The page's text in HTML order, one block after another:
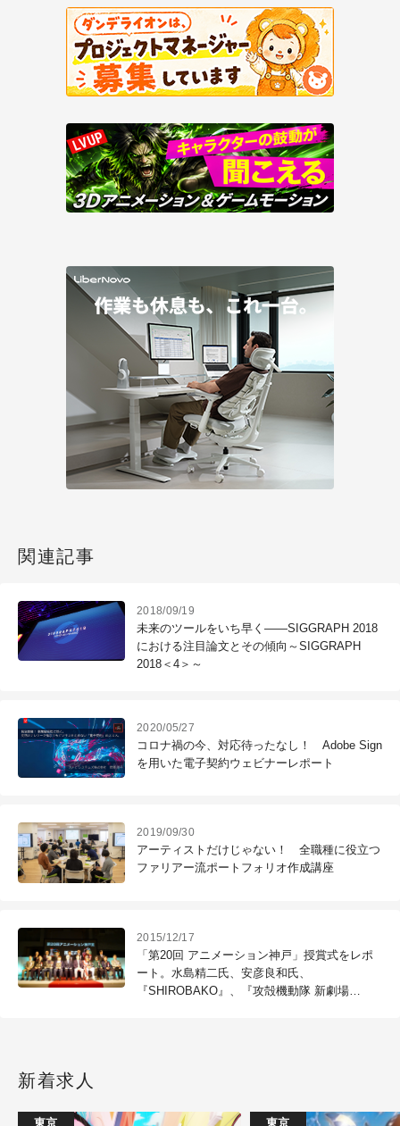
関連記事
2018/09/19
未来のツールをいち早く――SIGGRAPH 2018
における注目論文とその傾向～SIGGRAPH
2018＜4＞～
2020/05/27
コロナ禍の今、対応待ったなし！ Adobe Sign
を用いた電子契約ウェビナーレポート
2019/09/30
アーティストだけじゃない！ 全職種に役立つ
ファリアー流ポートフォリオ作成講座
2015/12/17
「第20回 アニメーション神戸」授賞式をレポ
ート。水島精二氏、安彦良和氏、
『SHIROBAKO』、『攻殻機動隊 新劇場
新着求人
東京 東京